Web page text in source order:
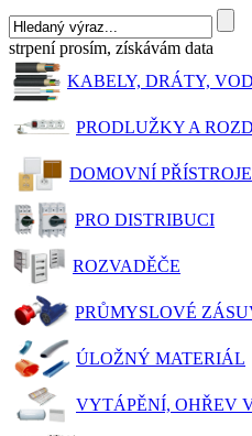
strpení prosím, získávám data
KABELY, DRÁTY,
PRODLUŽKY A
DOMOVNÍ PŘÍSTROJE
PRO DISTRIBUCI
ROZVADĚČE
PRŮMYSLOVÉ
ÚLOŽNÝ MATERIÁL
VYTÁPĚNÍ, OHŘEV